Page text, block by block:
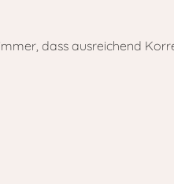
dass ausreichend